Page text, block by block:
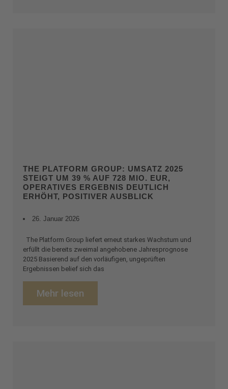
THE PLATFORM GROUP: UMSATZ 2025
STEIGT UM 39 % AUF 728 MIO. EUR,
OPERATIVES ERGEBNIS DEUTLICH
ERHÖHT, POSITIVER AUSBLICK
26. Januar 2026
The Platform Group liefert erneut starkes Wachstum und
erfüllt die bereits zweimal angehobene Jahresprognose
2025 Basierend auf den vorläufigen, ungeprüften
Ergebnissen belief sich das
Mehr lesen